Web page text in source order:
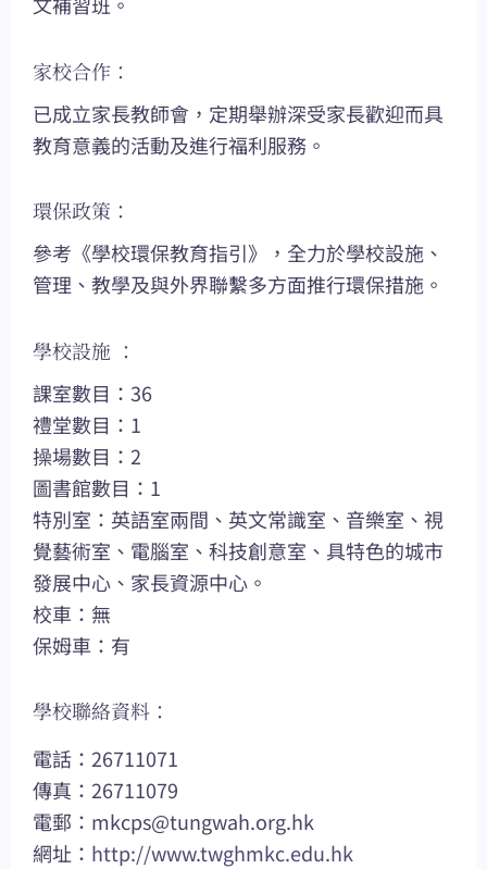
家校合作：
已成立家長教師會，定期舉辦深受家長歡迎而具
教育意義的活動及進行福利服務。
環保政策：
參考《學校環保教育指引》，全力於學校設施、
管理、教學及與外界聯繫多方面推行環保措施。
學校設施 ：
課室數目：36
禮堂數目：1
操場數目：2
圖書館數目：1
特別室：英語室兩間、英文常識室、音樂室、視
覺藝術室、電腦室、科技創意室、具特色的城市
發展中心、家長資源中心。
校車：無
保姆車：有
學校聯絡資料：
電話：26711071
傳真：26711079
電郵： mkcps@tungwah.org.hk
網址： http://www.twghmkc.edu.hk